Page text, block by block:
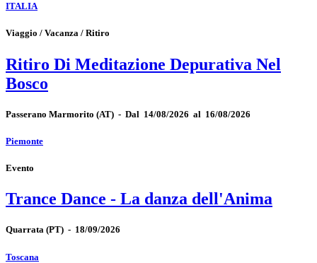
ITALIA
Viaggio / Vacanza / Ritiro
Ritiro Di Meditazione Depurativa Nel
Bosco
Passerano Marmorito (AT) - Dal 14/08/2026 al 16/08/2026
Piemonte
Evento
Trance Dance - La danza dell'Anima
Quarrata (PT) - 18/09/2026
Toscana